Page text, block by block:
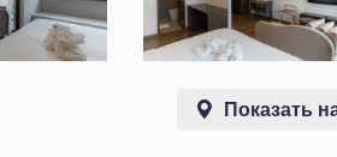
Показать